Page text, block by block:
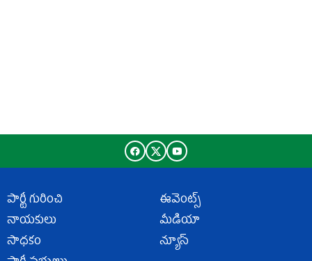
పార్టీ గురించి
నాయకులు
సాధకం
ఈవెంట్స్
మీడియా
న్యూస్